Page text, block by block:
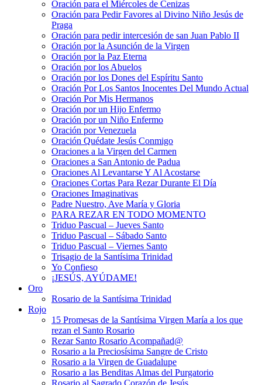
Oración para el Miércoles de Cenizas
Oración para Pedir Favores al Divino Niño Jesús de
Praga
Oración para pedir intercesión de san Juan Pablo II
Oración por la Asunción de la Virgen
Oración por la Paz Eterna
Oración por los Abuelos
Oración por los Dones del Espíritu Santo
Oración Por Los Santos Inocentes Del Mundo Actual
Oración Por Mis Hermanos
Oración por un Hijo Enfermo
Oración por un Niño Enfermo
Oración por Venezuela
Oración Quédate Jesús Conmigo
Oraciones a la Virgen del Carmen
Oraciones a San Antonio de Padua
Oraciones Al Levantarse Y Al Acostarse
Oraciones Cortas Para Rezar Durante El Día
Oraciones Imaginativas
Padre Nuestro, Ave María y Gloria
PARA REZAR EN TODO MOMENTO
Triduo Pascual – Jueves Santo
Triduo Pascual – Sábado Santo
Triduo Pascual – Viernes Santo
Trisagio de la Santísima Trinidad
Yo Confieso
¡JESÚS, AYÚDAME!
Oro
Rosario de la Santísima Trinidad
Rojo
15 Promesas de la Santísima Virgen María a los que
rezan el Santo Rosario
Rezar Santo Rosario Acompañad@
Rosario a la Preciosísima Sangre de Cristo
Rosario a la Virgen de Guadalupe
Rosario a las Benditas Almas del Purgatorio
Rosario al Sagrado Corazón de Jesús